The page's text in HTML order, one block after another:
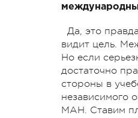
Да, это
видит цель.
Но если
достаточно
стороны в
независимого
МАН. Ставим